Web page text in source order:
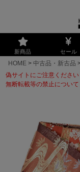
新商品 セール
HOME 中古品・新古品
偽サイトにご注意ください
無断転載等の禁止について